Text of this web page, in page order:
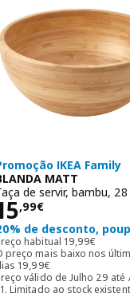
IKEA Family
MATT
de servir, bambu,
,99€ 15,99€
de desconto,
habitual 19,99€
Preço habitual
preço mais baixo nos
19,99€
O preço mais baixo nos
válido de Julho 29 até
Limitado ao stock